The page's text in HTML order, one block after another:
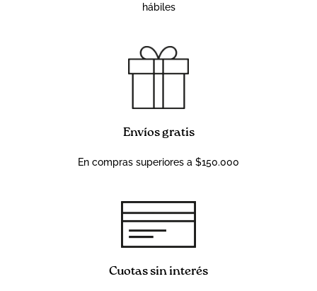
hábiles
Envíos gratis
En compras superiores a $150.000
Cuotas sin interés